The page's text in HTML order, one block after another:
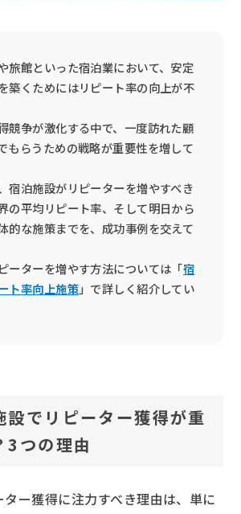
旅館といった宿泊業において、安定
築くためにはリピート率の向上が不
競争が激化する中で、一度訪れた顧
もらうための戦略が重要性を増して
宿泊施設がリピーターを増やすべき
の平均リピート率、そして明日から
的な施策までを、成功事例を交えて
ーターを増やす方法については「宿
ト率向上施策」で詳しく紹介してい
設でリピーター獲得が重
3つの理由
ー獲得に注力すべき理由は、単に